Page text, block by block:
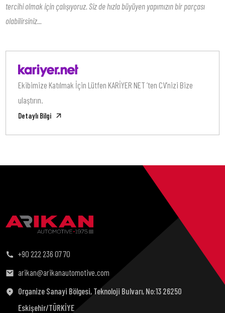
tercihi olmak için çalışıyoruz. Siz de hızla büyüyen yapımızın bir parçası
olabilirsiniz...
Ekibimize Katılmak İçin Lütfen KARİYER NET ‘ten CV’nizi Bize
ulaştırın.
Detaylı Bilgi
+90 222 236 07 70
arikan@arikanautomotive.com
Organize Sanayi Bölgesi, Teknoloji Bulvarı, No:13 26250
Eskişehir/TÜRKİYE